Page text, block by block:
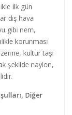
ilk gün
dış hava
gibi nem,
korunması
kültür taşı
şekilde naylon,
Diğer